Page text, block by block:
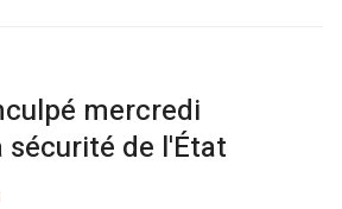
mercredi
de l'État